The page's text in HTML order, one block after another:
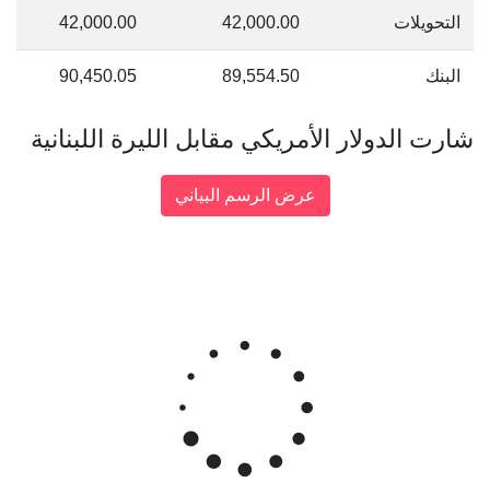
التحويلات 42,000.00
42,000.00
البنك 89,554.50
90,450.05
شارت الدولار الأمريكي مقابل الليرة اللبنانية